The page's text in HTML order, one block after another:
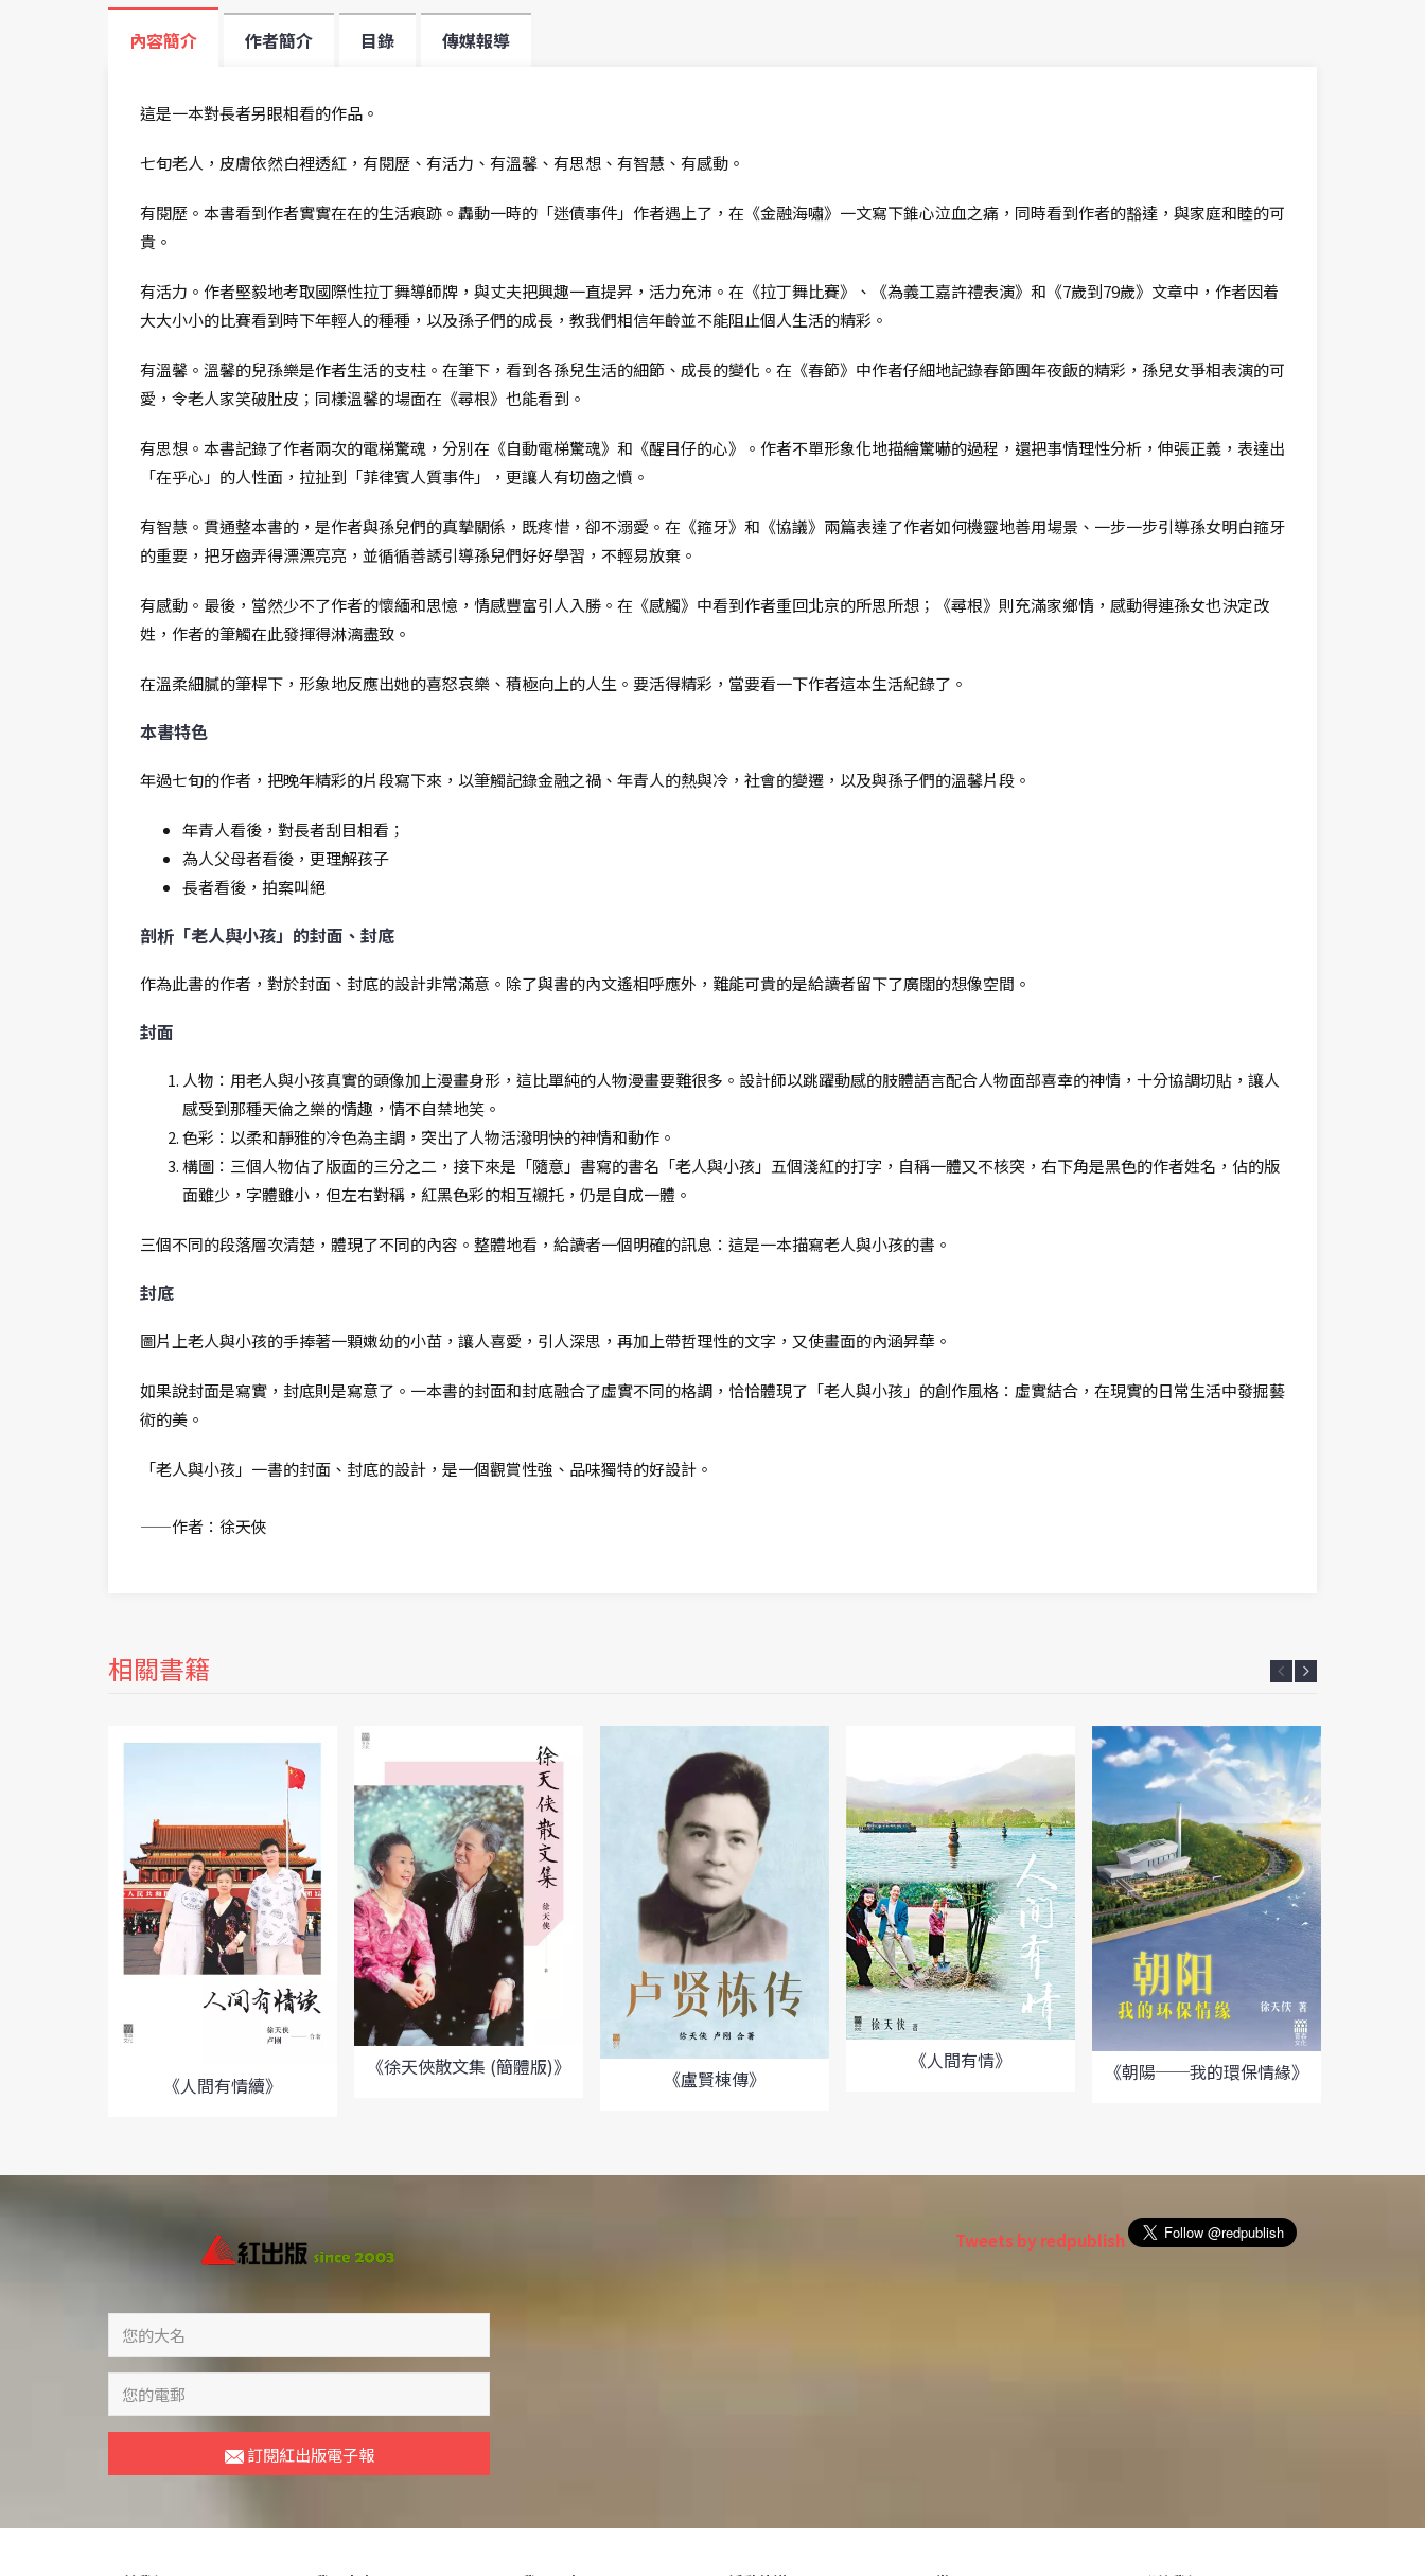
內容簡介 作者簡介 目錄 傳媒報導
這是一本對長者另眼相看的作品。
七旬老人，皮膚依然白裡透紅，有閱歷、有活力、有溫馨、有思想、有智慧、有感動。
有閱歷。本書看到作者實實在在的生活痕跡。轟動一時的「迷債事件」作者遇上了，在《金融海嘯》一文寫下錐心泣血之痛，同時看到作者的豁達，與家庭和睦的可
貴。
有活力。作者堅毅地考取國際性拉丁舞導師牌，與丈夫把興趣一直提昇，活力充沛。在《拉丁舞比賽》、《為義工嘉許禮表演》和《7歲到79歲》文章中，作者因着
大大小小的比賽看到時下年輕人的種種，以及孫子們的成長，教我們相信年齡並不能阻止個人生活的精彩。
有溫馨。溫馨的兒孫樂是作者生活的支柱。在筆下，看到各孫兒生活的細節、成長的變化。在《春節》中作者仔細地記錄春節團年夜飯的精彩，孫兒女爭相表演的可
愛，令老人家笑破肚皮；同樣溫馨的場面在《尋根》也能看到。
有思想。本書記錄了作者兩次的電梯驚魂，分別在《自動電梯驚魂》和《醒目仔的心》。作者不單形象化地描繪驚嚇的過程，還把事情理性分析，伸張正義，表達出
「在乎心」的人性面，拉扯到「菲律賓人質事件」，更讓人有切齒之憤。
有智慧。貫通整本書的，是作者與孫兒們的真摯關係，既疼惜，卻不溺愛。在《箍牙》和《協議》兩篇表達了作者如何機靈地善用場景、一步一步引導孫女明白箍牙
的重要，把牙齒弄得漂漂亮亮，並循循善誘引導孫兒們好好學習，不輕易放棄。
有感動。最後，當然少不了作者的懷緬和思憶，情感豐富引人入勝。在《感觸》中看到作者重回北京的所思所想；《尋根》則充滿家鄉情，感動得連孫女也決定改
姓，作者的筆觸在此發揮得淋漓盡致。
在溫柔細膩的筆桿下，形象地反應出她的喜怒哀樂、積極向上的人生。要活得精彩，當要看一下作者這本生活紀錄了。
本書特色
年過七旬的作者，把晚年精彩的片段寫下來，以筆觸記錄金融之禍、年青人的熱與冷，社會的變遷，以及與孫子們的溫馨片段。
年青人看後，對長者刮目相看；
為人父母者看後，更理解孩子
長者看後，拍案叫絕
剖析「老人與小孩」的封面、封底
作為此書的作者，對於封面、封底的設計非常滿意。除了與書的內文遙相呼應外，難能可貴的是給讀者留下了廣闊的想像空間。
封面
人物：用老人與小孩真實的頭像加上漫畫身形，這比單純的人物漫畫要難很多。設計師以跳躍動感的肢體語言配合人物面部喜幸的神情，十分協調切貼，讓人
感受到那種天倫之樂的情趣，情不自禁地笑。
色彩：以柔和靜雅的冷色為主調，突出了人物活潑明快的神情和動作。
構圖：三個人物佔了版面的三分之二，接下來是「隨意」書寫的書名「老人與小孩」五個淺紅的打字，自稱一體又不核突，右下角是黑色的作者姓名，佔的版
面雖少，字體雖小，但左右對稱，紅黑色彩的相互襯托，仍是自成一體。
三個不同的段落層次清楚，體現了不同的內容。整體地看，給讀者一個明確的訊息：這是一本描寫老人與小孩的書。
封底
圖片上老人與小孩的手捧著一顆嫩幼的小苗，讓人喜愛，引人深思，再加上帶哲理性的文字，又使畫面的內涵昇華。
如果說封面是寫實，封底則是寫意了。一本書的封面和封底融合了虛實不同的格調，恰恰體現了「老人與小孩」的創作風格：虛實結合，在現實的日常生活中發掘藝
術的美。
「老人與小孩」一書的封面、封底的設計，是一個觀賞性強、品味獨特的好設計。
——作者：徐天俠
相關書籍
《人間有情續》
《徐天俠散文集 (簡體版)》
《盧賢棟傳》
《人間有情》 《朝陽──我的環保情緣》
訂閱紅出版電子報
Tweets by redpublish